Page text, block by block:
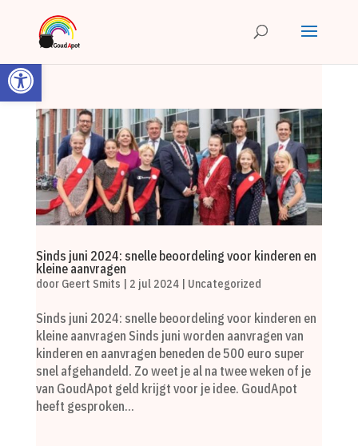
Toolbar openen
Sinds juni 2024: snelle beoordeling voor kinderen en
kleine aanvragen
door Geert Smits 2 jul 2024| Uncategorized
Sinds juni 2024: snelle beoordeling voor kinderen en
kleine aanvragen Sinds juni worden aanvragen van
kinderen en aanvragen beneden de 500 euro super
snel afgehandeld. Zo weet je al na twee weken of je
van GoudApot geld krijgt voor je idee. GoudApot
heeft gesproken...